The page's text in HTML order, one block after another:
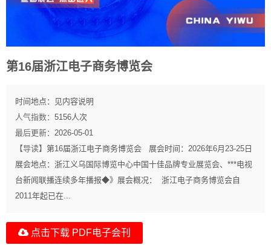
第16届浙江电子商务博览会
时间地点：
见内容说明
人气指数： 5156人次
最后更新： 2026-05-01
【导读】 第16届浙江电子商务博览会 展会时间：2026年6月23-25日
展会地点：浙江义乌国际博览中心中国十佳品牌专业展览会、***电视
台新闻联播连续多年播报◆》展会概况： 浙江电子商务博览会自
2011年起已在...
点击下载 PDF电子会刊